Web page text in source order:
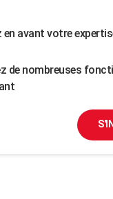
avant votre
de nombreuses